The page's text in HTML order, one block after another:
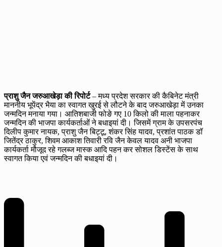
प्राशु जैन जरुआखेड़ा की रिपोर्ट– मध्य प्रदेश सरकार की कैबिनेट मंत्री
माननीय भूपेंद्र भैया का स्वागत खुरई से लौटने के बाद जरुआखेड़ा में उनका
जन्मदिन मनाया गया। आतिशबाजी फोङे गए 10 किलो की माला पहनाकर
जन्मदिन की भाजपा कार्यकर्ताओं ने बधाइयां दी। जिसमें ग्राम के उपसरपंच
दिलीप कुमार नायक, प्राशु जैन बिट्टू, शंकर सिंह यादव, प्रशांत पाठक डॉ
जितेंद्र ठाकुर, शिवम आकाश तिवारी रवि जैन केवल यादव अनी भाजपा
कार्यकर्ता मौजूद रहे गलब्ज मास्क आदि पहन कर सोशल डिस्टेंस के साथ
स्वागत किया एवं जन्मदिन की बधाइयां दी।